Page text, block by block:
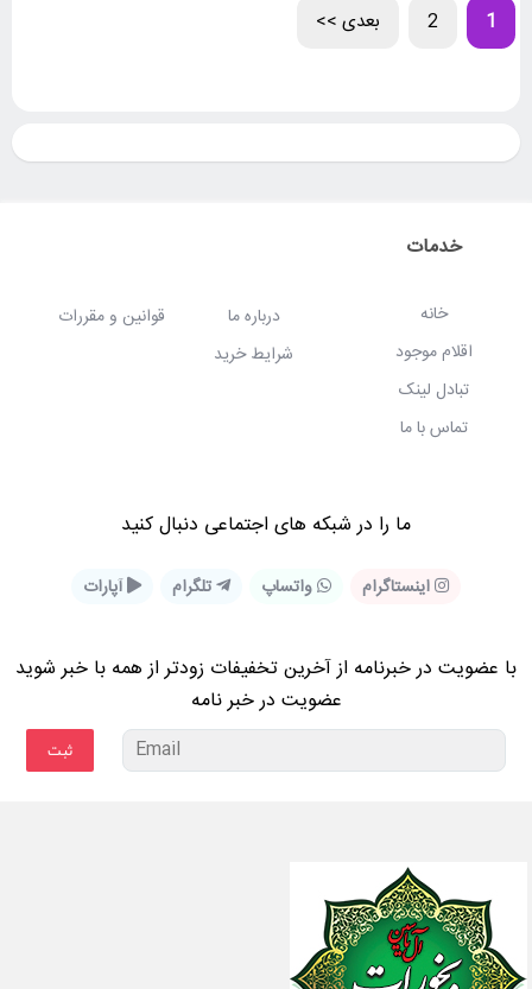
1
2 بعدی >>
خدمات
خانه
اقلام موجود
تبادل لینک
تماس با ما
درباره ما
شرایط خرید
قوانین و مقررات
ما را در شبكه های اجتماعی دنبال کنید
اینستاگرام واتساپ تلگرام آپارات
با عضویت در خبرنامه از آخرین تخفیفات زودتر از همه با خبر شوید
عضویت در خبر نامه